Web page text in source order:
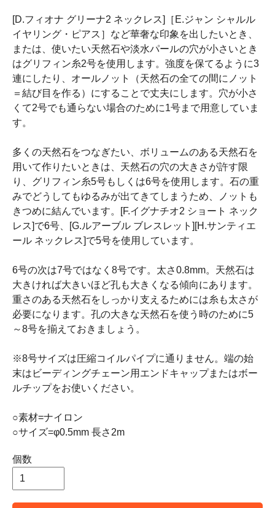
[D.フィオナ グリーナ2 ネックレス]［E.ジャン シャルル
イヤリング・ピアス］など華奢な印象を出したいとき、
または、使いたい天然石や淡水パールの穴が小さいとき
はグリフィン糸2号を使用します。強度を保てるように3
連にしたり、オールノット（天然石の全ての間にノット
＝結び目を作る）にすることで丈夫にします。穴が小さ
くて2号でも通らない場合のために1号まで用意していま
す。
多くの天然石をつなぎたい、ボリュームのある天然石を
用いて作りたいときは、天然石の穴の大きさが許す限
り、グリフィン糸5号もしくは6号を使用します。石の重
みでどうしてもゆるみが出てきてしまうため、ノットも
きつめに結んでいます。[F.イグナチオ2 ショート ネック
レス]で6号、[G.ルアーブル ブレスレット][H.サンティエ
ール ネックレス]で5号を使用しています。
6号の次は7号ではなく8号です。太さ0.8mm。天然石は
大きければ大きいほど孔も大きくなる傾向にあります。
重さのある天然石をしっかり支えるためには糸も太さが
必要になります。孔の大きな天然石を使う時のために5
～8号を揃えておきましょう。
※8号サイズは圧縮コイルパイプに通りません。端の始
末はビーディングチェーン用エンドキャップまたはボー
ルチップをお使いください。
○素材=ナイロン
○サイズ=φ0.5mm 長さ2m
個数